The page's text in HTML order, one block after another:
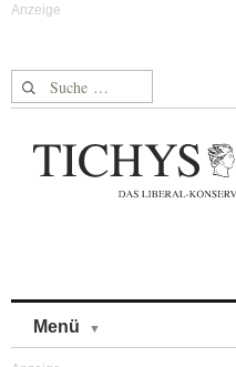
Suche nach:
Menü